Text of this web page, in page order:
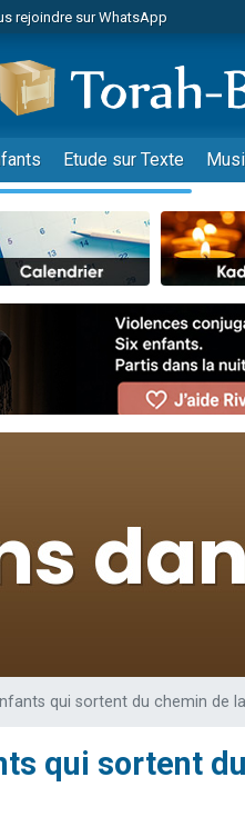
rejoindre sur WhatsApp
faire un don pour Événements Torah-
faire un don pour Tsédaka : pauvres
rejoindre sur WhatsApp
une bénédiction
faire un don pour Diane, 80 ans,
en groupe sur Zoom
rejoindre sur WhatsApp
une bénédiction
en groupe sur Zoom
rejoindre sur WhatsApp
rejoindre sur WhatsApp
rejoindre sur WhatsApp
en groupe sur Zoom
Etude sur Texte
qui sortent du chemin de
qui sortent